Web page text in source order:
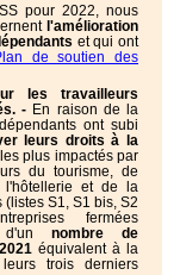
pour 2022, nous
l'amélioration
et qui ont
de soutien des
les travailleurs
- En raison de la
ont subi
leurs droits à la
plus impactés par
du tourisme, de
l'hôtellerie et de la
S1, S1 bis, S2
fermées
d'un nombre de
équivalent à la
trois derniers